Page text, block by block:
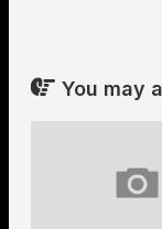
You may